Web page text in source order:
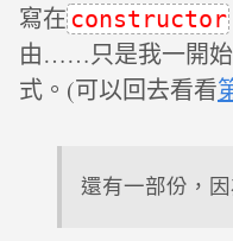
寫在 constructor
由……只是我一開始
式。(可以回去看看
還有一部份，